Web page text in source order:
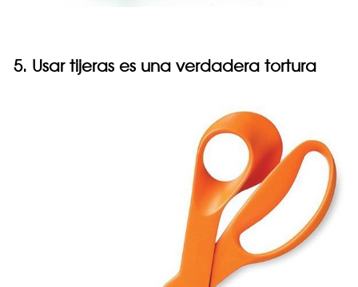
5. Usar tijeras es una verdadera tortura